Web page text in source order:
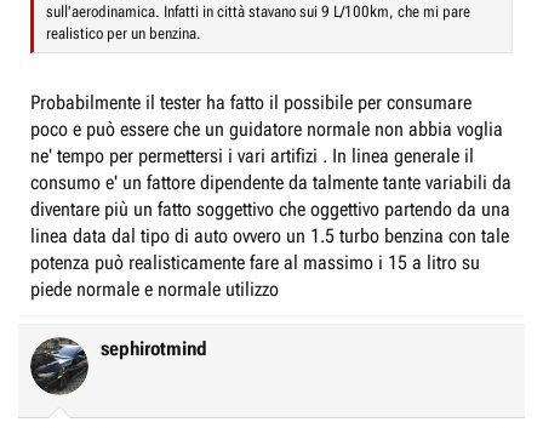
sull'aerodinamica. Infatti in città stavano sui 9 L/100km, che mi pare
realistico per un benzina.
Probabilmente il tester ha fatto il possibile per consumare
poco e può essere che un guidatore normale non abbia voglia
ne' tempo per permettersi i vari artifizi . In linea generale il
consumo e' un fattore dipendente da talmente tante variabili da
diventare più un fatto soggettivo che oggettivo partendo da una
linea data dal tipo di auto ovvero un 1.5 turbo benzina con tale
potenza può realisticamente fare al massimo i 15 a litro su
piede normale e normale utilizzo
sephirotmind